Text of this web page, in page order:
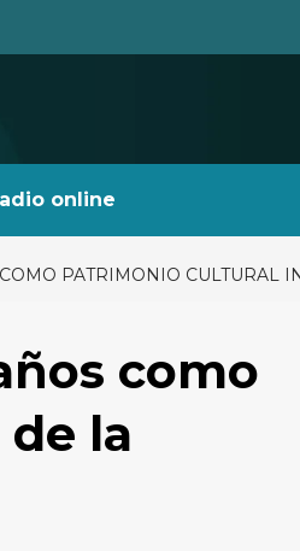
online
PATRIMONIO CULTURAL
como
la